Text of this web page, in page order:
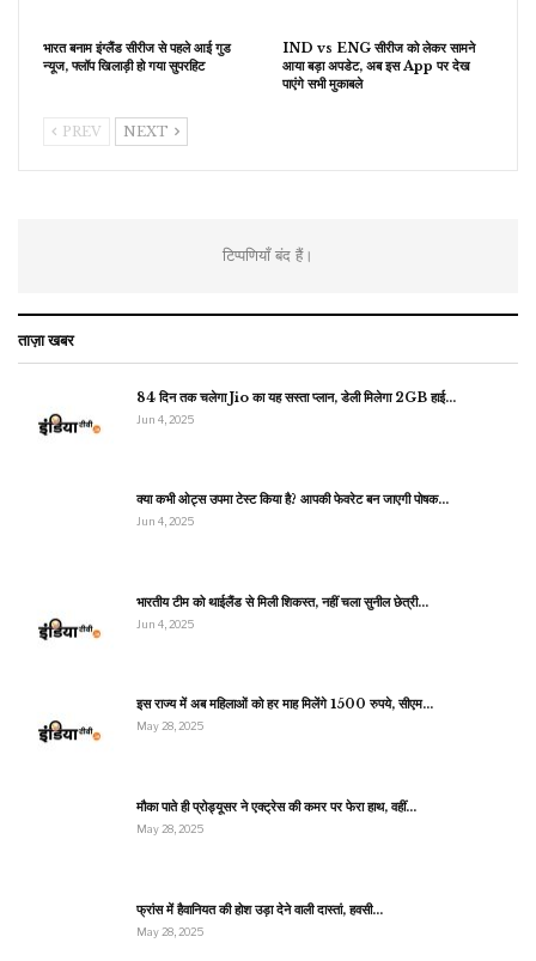
भारत बनाम इंग्लैंड सीरीज से पहले आई गुड
न्यूज, फ्लॉप खिलाड़ी हो गया सुपरहिट
IND vs ENG सीरीज को लेकर सामने
आया बड़ा अपडेट, अब इस App पर देख
पाएंगे सभी मुकाबले
PREV NEXT
टिप्पणियाँ बंद हैं।
ताज़ा खबर
84 दिन तक चलेगा Jio का यह सस्ता प्लान, डेली मिलेगा 2GB हाई…
Jun 4, 2025
क्या कभी ओट्स उपमा टेस्ट किया है? आपकी फेवरेट बन जाएगी पोषक…
Jun 4, 2025
भारतीय टीम को थाईलैंड से मिली शिकस्त, नहीं चला सुनील छेत्री…
Jun 4, 2025
इस राज्य में अब महिलाओं को हर माह मिलेंगे 1500 रुपये, सीएम…
May 28, 2025
मौका पाते ही प्रोड्यूसर ने एक्ट्रेस की कमर पर फेरा हाथ, वहीं…
May 28, 2025
फ्रांस में हैवानियत की होश उड़ा देने वाली दास्तां, हवसी…
May 28, 2025